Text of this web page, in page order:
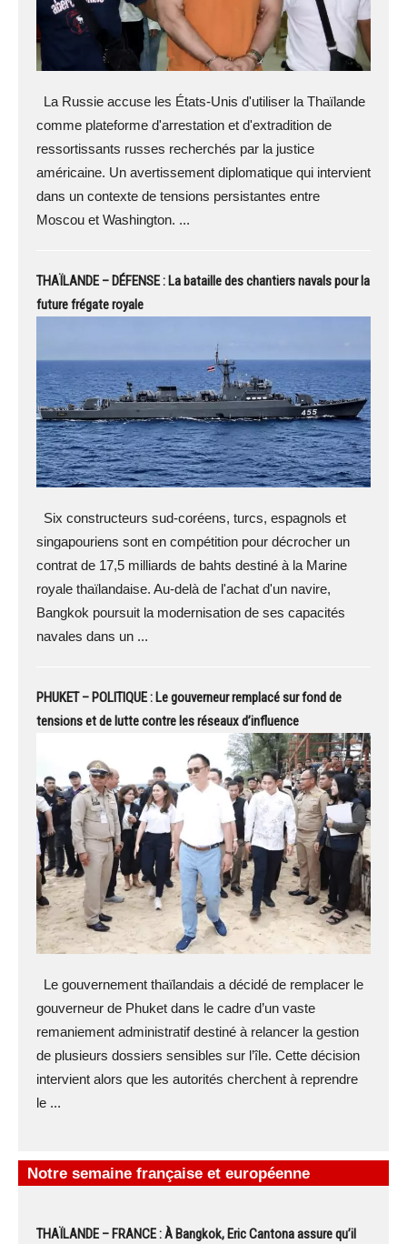
La Russie accuse les États-Unis d'utiliser la Thaïlande
comme plateforme d'arrestation et d'extradition de
ressortissants russes recherchés par la justice
américaine. Un avertissement diplomatique qui intervient
dans un contexte de tensions persistantes entre
Moscou et Washington. ...
THAÏLANDE – DÉFENSE : La bataille des chantiers navals pour la
future frégate royale
Six constructeurs sud-coréens, turcs, espagnols et
singapouriens sont en compétition pour décrocher un
contrat de 17,5 milliards de bahts destiné à la Marine
royale thaïlandaise. Au-delà de l'achat d'un navire,
Bangkok poursuit la modernisation de ses capacités
navales dans un ...
PHUKET – POLITIQUE : Le gouverneur remplacé sur fond de
tensions et de lutte contre les réseaux d’influence
Le gouvernement thaïlandais a décidé de remplacer le
gouverneur de Phuket dans le cadre d’un vaste
remaniement administratif destiné à relancer la gestion
de plusieurs dossiers sensibles sur l’île. Cette décision
intervient alors que les autorités cherchent à reprendre
le ...
Notre semaine française et européenne
THAÏLANDE – FRANCE : À Bangkok, Eric Cantona assure qu’il